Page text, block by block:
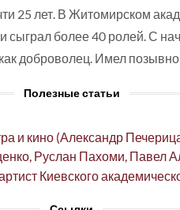
25 лет. В Житомирском
сыграл более 40 ролей. С
доброволец. Имел
Полезные статьи
и кино (Александр
Руслан Пахоми, Павел
Киевского